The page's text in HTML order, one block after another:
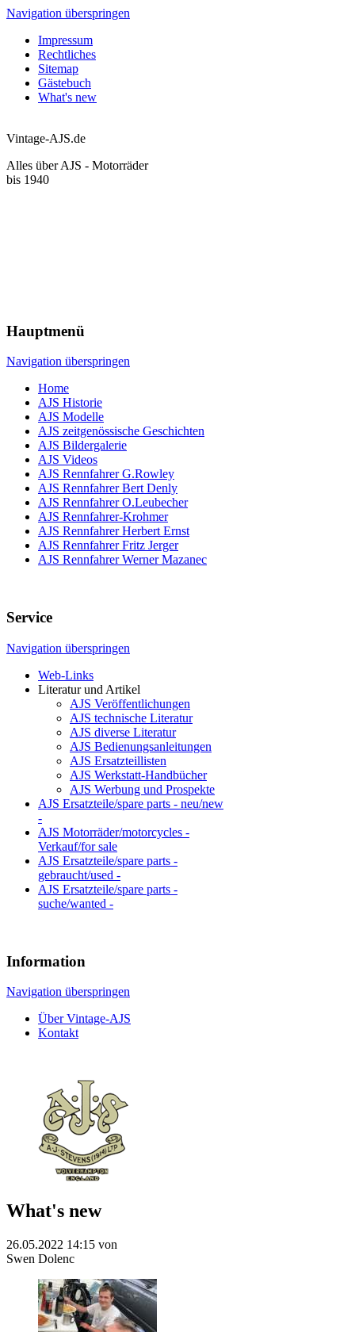
Navigation überspringen
Impressum
Rechtliches
Sitemap
Gästebuch
What's new
Vintage-AJS.de
Alles über AJS - Motorräder
bis 1940
Hauptmenü
Navigation überspringen
Home
AJS Historie
AJS Modelle
AJS zeitgenössische Geschichten
AJS Bildergalerie
AJS Videos
AJS Rennfahrer G.Rowley
AJS Rennfahrer Bert Denly
AJS Rennfahrer O.Leubecher
AJS Rennfahrer-Krohmer
AJS Rennfahrer Herbert Ernst
AJS Rennfahrer Fritz Jerger
AJS Rennfahrer Werner Mazanec
Service
Navigation überspringen
Web-Links
Literatur und Artikel
AJS Veröffentlichungen
AJS technische Literatur
AJS diverse Literatur
AJS Bedienungsanleitungen
AJS Ersatzteillisten
AJS Werkstatt-Handbücher
AJS Werbung und Prospekte
AJS Ersatzteile/spare parts - neu/new
-
AJS Motorräder/motorcycles -
Verkauf/for sale
AJS Ersatzteile/spare parts -
gebraucht/used -
AJS Ersatzteile/spare parts -
suche/wanted -
Information
Navigation überspringen
Über Vintage-AJS
Kontakt
What's new
26.05.2022 14:15 von
Swen Dolenc